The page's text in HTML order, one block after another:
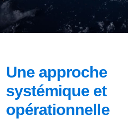
Une approche
systémique et
opérationnelle